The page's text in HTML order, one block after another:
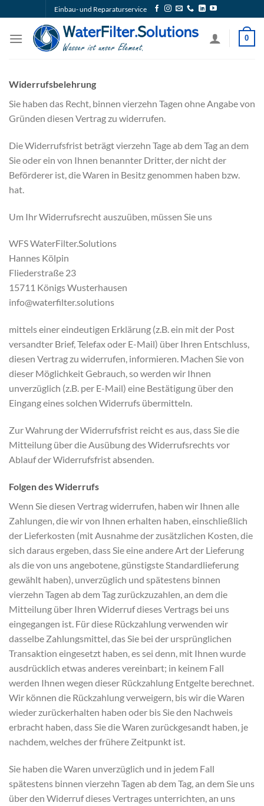
Inhalt
springen
Einbau- und Reparaturservice
0
Widerrufsbelehrung
Sie haben das Recht, binnen vierzehn Tagen ohne Angabe von
Gründen diesen Vertrag zu widerrufen.
Die Widerrufsfrist beträgt vierzehn Tage ab dem Tag an dem
Sie oder ein von Ihnen benannter Dritter, der nicht der
Beförderer ist, die Waren in Besitz genommen haben bzw.
hat.
Um Ihr Widerrufsrecht auszuüben, müssen Sie uns
WFS WaterFilter.Solutions
Hannes Kölpin
Fliederstraße 23
15711 Königs Wusterhausen
info@waterfilter.solutions
mittels einer eindeutigen Erklärung (z.B. ein mit der Post
versandter Brief, Telefax oder E-Mail) über Ihren Entschluss,
diesen Vertrag zu widerrufen, informieren. Machen Sie von
dieser Möglichkeit Gebrauch, so werden wir Ihnen
unverzüglich (z.B. per E-Mail) eine Bestätigung über den
Eingang eines solchen Widerrufs übermitteln.
Zur Wahrung der Widerrufsfrist reicht es aus, dass Sie die
Mitteilung über die Ausübung des Widerrufsrechts vor
Ablauf der Widerrufsfrist absenden.
Folgen des Widerrufs
Wenn Sie diesen Vertrag widerrufen, haben wir Ihnen alle
Zahlungen, die wir von Ihnen erhalten haben, einschließlich
der Lieferkosten (mit Ausnahme der zusätzlichen Kosten, die
sich daraus ergeben, dass Sie eine andere Art der Lieferung
als die von uns angebotene, günstigste Standardlieferung
gewählt haben), unverzüglich und spätestens binnen
vierzehn Tagen ab dem Tag zurückzuzahlen, an dem die
Mitteilung über Ihren Widerruf dieses Vertrags bei uns
eingegangen ist. Für diese Rückzahlung verwenden wir
dasselbe Zahlungsmittel, das Sie bei der ursprünglichen
Transaktion eingesetzt haben, es sei denn, mit Ihnen wurde
ausdrücklich etwas anderes vereinbart; in keinem Fall
werden Ihnen wegen dieser Rückzahlung Entgelte berechnet.
Wir können die Rückzahlung verweigern, bis wir die Waren
wieder zurückerhalten haben oder bis Sie den Nachweis
erbracht haben, dass Sie die Waren zurückgesandt haben, je
nachdem, welches der frühere Zeitpunkt ist.
Sie haben die Waren unverzüglich und in jedem Fall
spätestens binnen vierzehn Tagen ab dem Tag, an dem Sie uns
über den Widerruf dieses Vertrages unterrichten, an uns